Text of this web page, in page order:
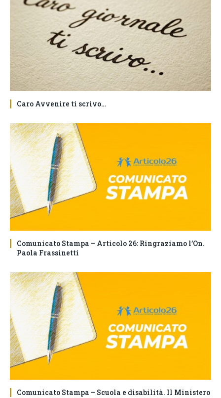
Caro Avvenire ti scrivo…
Comunicato Stampa – Articolo 26: Ringraziamo l’On.
Paola Frassinetti
Comunicato Stampa – Scuola e disabilità. Il Ministero